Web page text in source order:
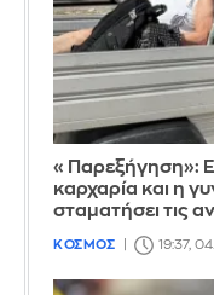
«Παρεξήγηση»:
καρχαρία και η
σταματήσει τις
ΚΟΣΜΟΣ 19:37,